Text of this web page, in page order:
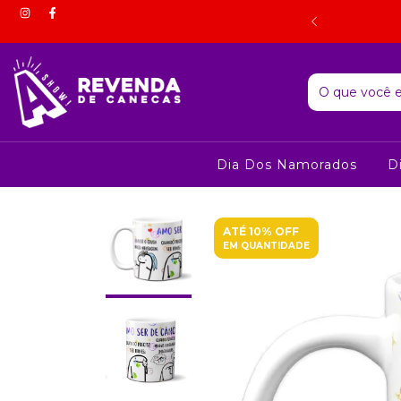
do valor correspondente mediante comprovação por
Dia Dos Namorados
ATÉ 10% OFF
EM QUANTIDADE